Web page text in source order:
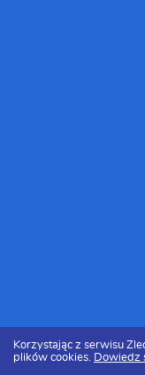
Korzystając z serwisu
plików cookies. Dowiedz